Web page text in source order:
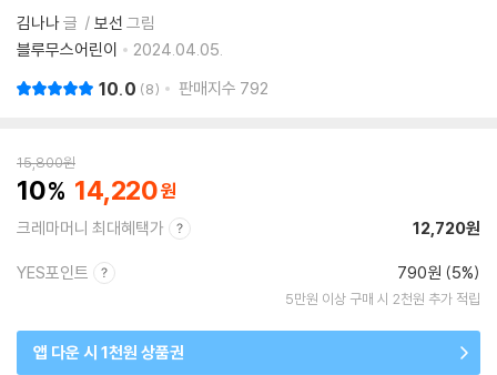
김나나글 보선 그림
블루무스어린이
2024.04.05.
10.0 8 판매지수 792
15,800원
10 14,220
크레마머니 최대혜택가 12,720원
YES포인트 790원 (5%)
5만원 이상 구매 시 2천원 추가 적립
앱 다운 시 1천원 상품권